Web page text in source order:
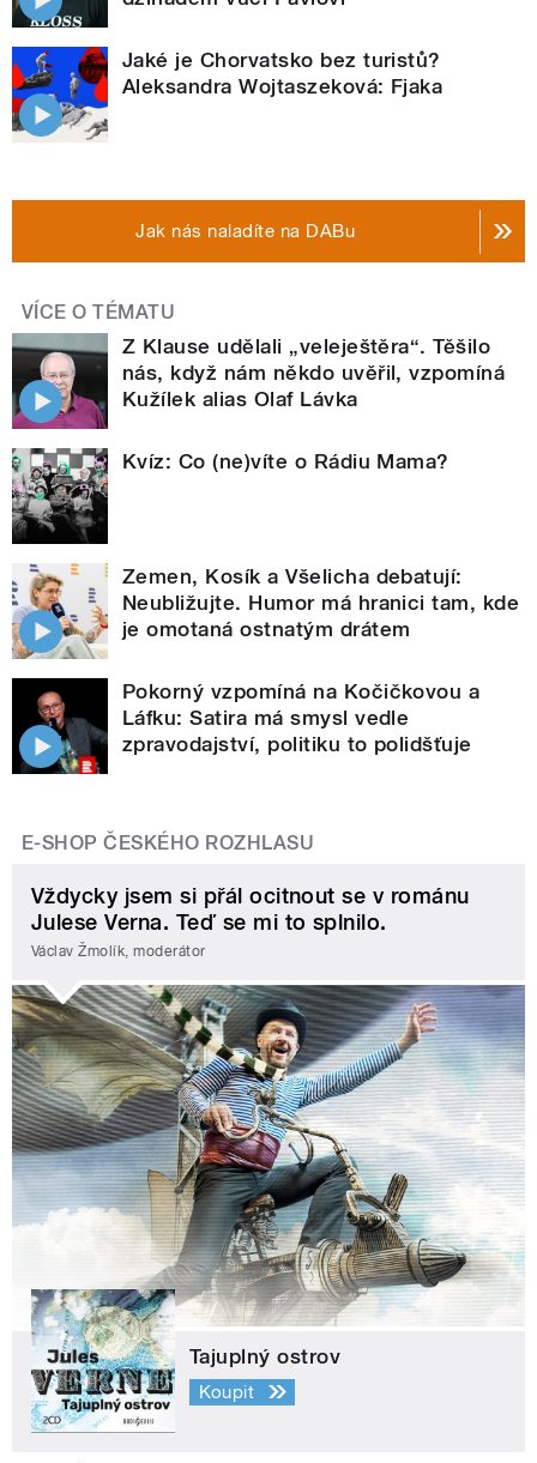
Jaké je Chorvatsko bez turistů?
Aleksandra Wojtaszeková: Fjaka
Jak nás naladíte na DABu
VÍCE O TÉMATU
Z Klause udělali „veleještěra“. Těšilo
nás, když nám někdo uvěřil, vzpomíná
Kužílek alias Olaf Lávka
Kvíz: Co (ne)víte o Rádiu Mama?
Zemen, Kosík a Všelicha debatují:
Neubližujte. Humor má hranici tam, kde
je omotaná ostnatým drátem
Pokorný vzpomíná na Kočičkovou a
Láfku: Satira má smysl vedle
zpravodajství, politiku to polidšťuje
E-SHOP ČESKÉHO ROZHLASU
Vždycky jsem si přál ocitnout se v románu
Julese Verna. Teď se mi to splnilo.
Václav Žmolík, moderátor
Tajuplný ostrov
Koupit